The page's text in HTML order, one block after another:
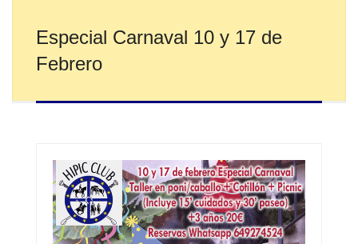
Especial Carnaval 10 y 17 de
Febrero